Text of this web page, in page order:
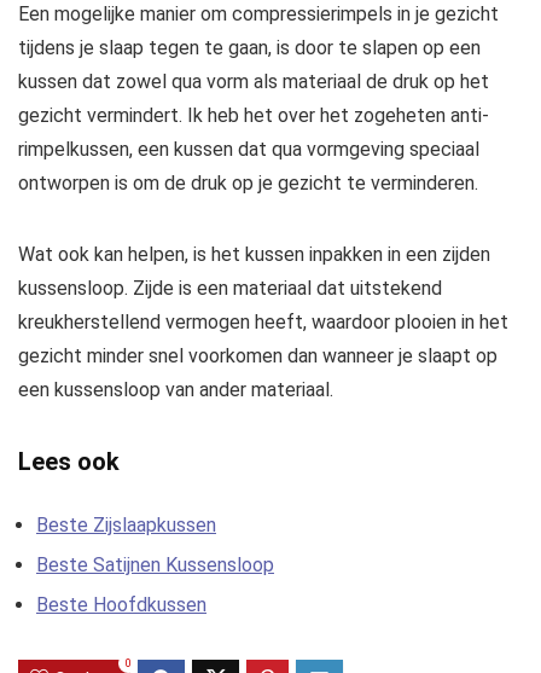
Een mogelijke manier om compressierimpels in je gezicht
tijdens je slaap tegen te gaan, is door te slapen op een
kussen dat zowel qua vorm als materiaal de druk op het
gezicht vermindert. Ik heb het over het zogeheten anti-
rimpelkussen, een kussen dat qua vormgeving speciaal
ontworpen is om de druk op je gezicht te verminderen.
Wat ook kan helpen, is het kussen inpakken in een zijden
kussensloop. Zijde is een materiaal dat uitstekend
kreukherstellend vermogen heeft, waardoor plooien in het
gezicht minder snel voorkomen dan wanneer je slaapt op
een kussensloop van ander materiaal.
Lees ook
Beste Zijslaapkussen
Beste Satijnen Kussensloop
Beste Hoofdkussen
0